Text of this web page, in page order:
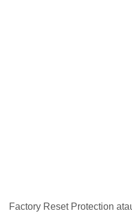
Factory Reset Protection